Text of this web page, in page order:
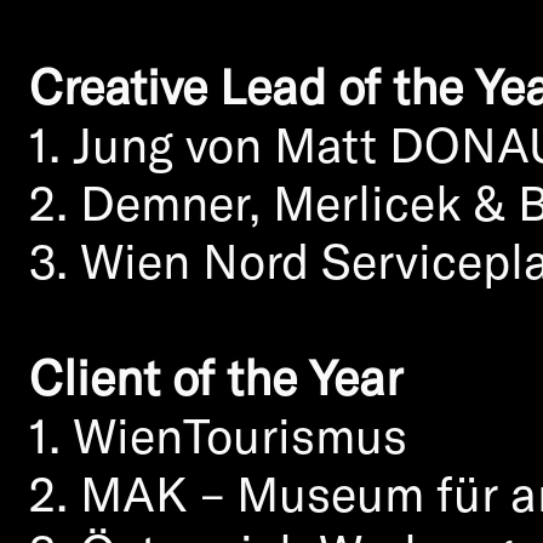
Creative Lead of the
1. Jung von Matt
2. Demner, Merlicek &
3. Wien Nord
Client of the Year
1. WienTourismus
2. MAK – Museum für
“work” and move their
Just like last years, the
outside the club,
Awards can be